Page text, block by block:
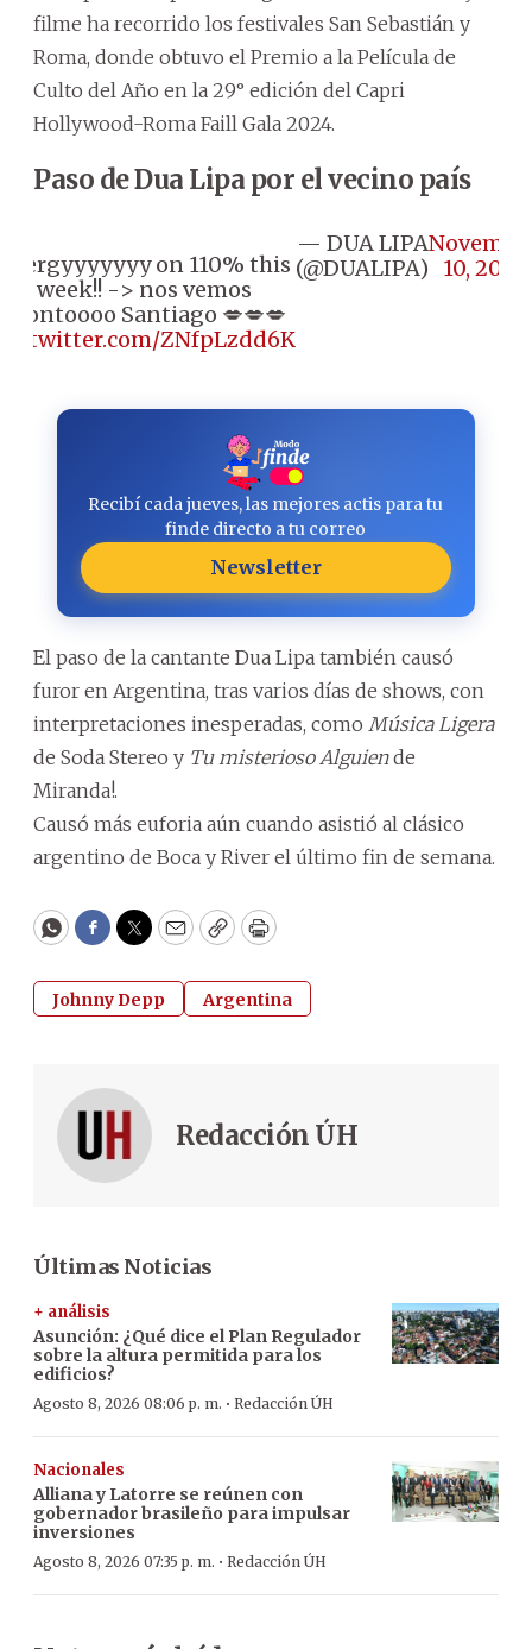
filme ha recorrido los festivales San Sebastián y
Roma, donde obtuvo el Premio a la Película de
Culto del Año en la 29° edición del Capri
Hollywood-Roma Faill Gala 2024.
Paso de Dua Lipa por el vecino país
on 110% this
week!! -> nos vemos
prontoooo Santiago 💋💋💋
ZNfpLzdd6K
— DUA LIPA
(@DUALIPA)
10, 2025
Recibí cada jueves, las mejores actis para tu
finde directo a tu correo
Newsletter
El paso de la cantante Dua Lipa también causó
furor en Argentina, tras varios días de shows, con
interpretaciones inesperadas, como Música Ligera
de Soda Stereo y Tu misterioso Alguiende
Miranda!.
Causó más euforia aún cuando asistió al clásico
argentino de Boca y River el último fin de semana.
WhatsApp
Facebook
Twitter
EmailCopyPrint
Johnny Depp Argentina
Redacción ÚH
Últimas Noticias
+ análisis
Asunción: ¿Qué dice el Plan Regulador
sobre la altura permitida para los
edificios?
Agosto 8, 2026 08:06 p. m. · Redacción ÚH
Nacionales
Alliana y Latorre se reúnen con
gobernador brasileño para impulsar
inversiones
Agosto 8, 2026 07:35 p. m. · Redacción ÚH